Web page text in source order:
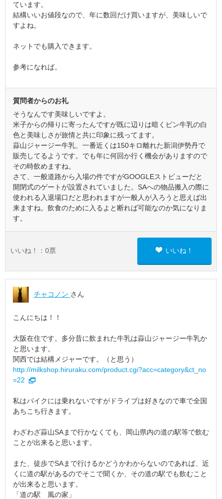
ています。
結構いいお値段なので、年に数回だけ買いますが、美味しいで
すよね。
ネットでも購入できます。
参考になれば。
質問者からのお礼
そうなんです美味しいですよ。
米子からの帰りに寄ったんですが既に辺りは暗くビン牛乳の白
色と美味しさが旅情と共に印象に残ってます。
蒜山ジャージー牛乳、一番近くは150キロ離れた新潟伊勢丹で
販売してるようです。でも年に何回か行く機会がありますので
その時飲めますね。
さて、一般道路から入場の件ですがGOOGLEストビューだと
開閉式のゲートが設置されていました。SAへの物品搬入の際に
使われる入退場口だと思われますが一般人が入ろうと思えば出
来ますね。飲食のために入るよと断れば可能なのか気になりま
す。
いいね！： 0票 いいね！
チャコノン さん
こんにちは！！
大阪在住です。多分昔に飲まれた牛乳は蒜山ジャージー牛乳か
と思います。
関西では結構メジャーです。（と思う）
http://milkshop.hiruraku.com/product.cgi?acc=category&ct_no
=22
私はバイクには乗れないですがドライブは好きなので車で全国
あちこち行きます。
わざわざ蒜山SAまで行かなくても、岡山県内の道の駅等で飲む
ことが出来ると思います。
また、徒歩でSAまで行けるかどうかわからないのであれば、近
くに道の駅があるのでそこで聞くか、その道の駅でも飲むこと
が出来ると思います。
「道の駅 風の家」